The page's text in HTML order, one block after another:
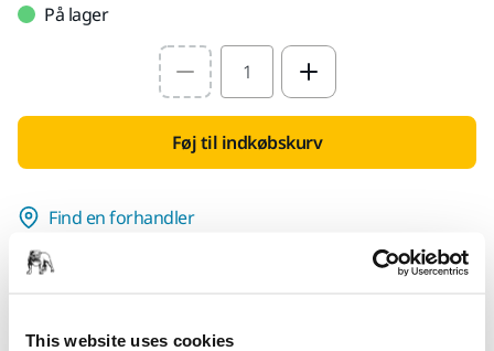
This website uses cookies
På lager
Select quantity value
Føj til indkøbskurv
Find en forhandler
LEVERES TIL DIG
Levering i Danmark